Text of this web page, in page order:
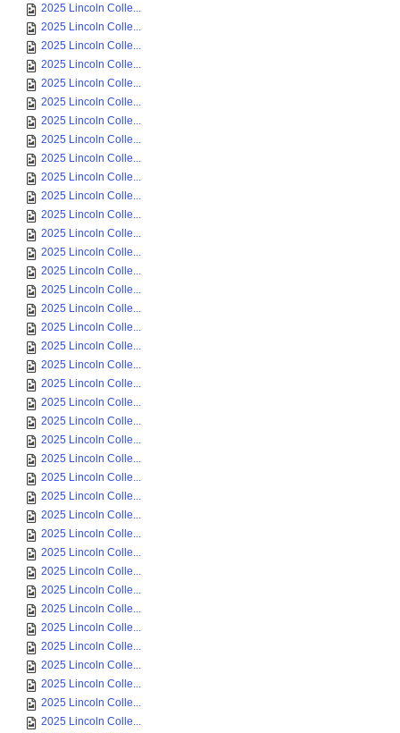
2025 Lincoln Colle...
2025 Lincoln Colle...
2025 Lincoln Colle...
2025 Lincoln Colle...
2025 Lincoln Colle...
2025 Lincoln Colle...
2025 Lincoln Colle...
2025 Lincoln Colle...
2025 Lincoln Colle...
2025 Lincoln Colle...
2025 Lincoln Colle...
2025 Lincoln Colle...
2025 Lincoln Colle...
2025 Lincoln Colle...
2025 Lincoln Colle...
2025 Lincoln Colle...
2025 Lincoln Colle...
2025 Lincoln Colle...
2025 Lincoln Colle...
2025 Lincoln Colle...
2025 Lincoln Colle...
2025 Lincoln Colle...
2025 Lincoln Colle...
2025 Lincoln Colle...
2025 Lincoln Colle...
2025 Lincoln Colle...
2025 Lincoln Colle...
2025 Lincoln Colle...
2025 Lincoln Colle...
2025 Lincoln Colle...
2025 Lincoln Colle...
2025 Lincoln Colle...
2025 Lincoln Colle...
2025 Lincoln Colle...
2025 Lincoln Colle...
2025 Lincoln Colle...
2025 Lincoln Colle...
2025 Lincoln Colle...
2025 Lincoln Colle...